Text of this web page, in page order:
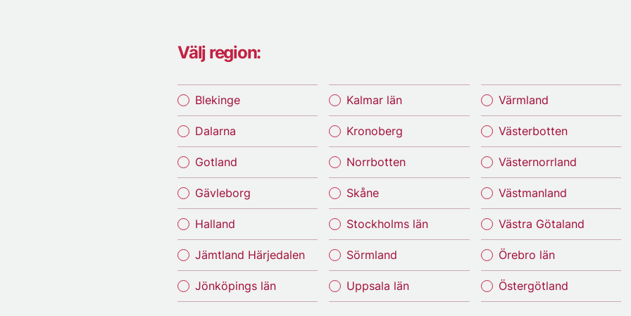
Välj region:
Blekinge
Dalarna
Gotland
Gävleborg
Halland
Jämtland Härjedalen
Jönköpings län
Kalmar län
Kronoberg
Norrbotten
Skåne
Stockholms län
Sörmland
Uppsala län
Värmland
Västerbotten
Västernorrland
Västmanland
Västra Götaland
Örebro län
Östergötland